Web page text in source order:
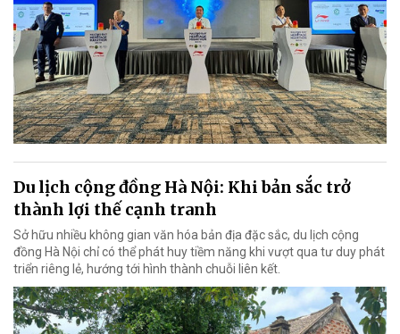
Du lịch cộng đồng Hà Nội: Khi bản sắc trở
thành lợi thế cạnh tranh
Sở hữu nhiều không gian văn hóa bản địa đặc sắc, du lịch cộng
đồng Hà Nội chỉ có thể phát huy tiềm năng khi vượt qua tư duy phát
triển riêng lẻ, hướng tới hình thành chuỗi liên kết.